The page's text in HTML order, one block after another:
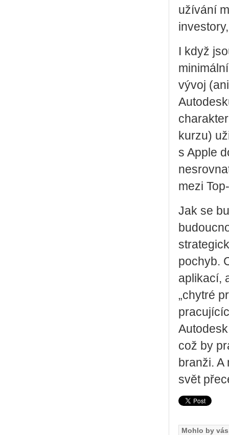
užívání
I když
vývoj
kurzu)
s Apple
mezi
Jak se
pochyb.
aplikací,
„chytré
což by
branži.
svět
Mohlo by